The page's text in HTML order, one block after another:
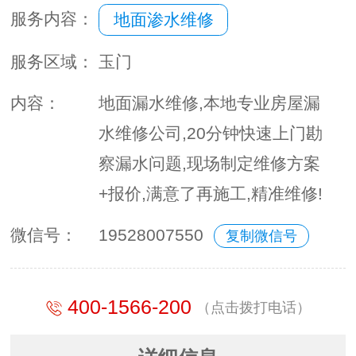
服务内容： 地面渗水维修
服务区域： 玉门
内容：
地面漏水维修,本地专业房屋漏
水维修公司,20分钟快速上门勘
察漏水问题,现场制定维修方案
+报价,满意了再施工,精准维修!
微信号： 19528007550 复制微信号
400-1566-200 （点击拨打电话）